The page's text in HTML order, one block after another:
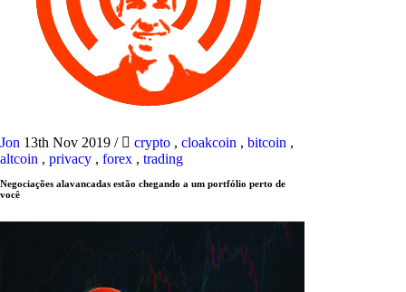
Jon 13th Nov 2019 / crypto , cloakcoin , bitcoin ,
altcoin , privacy , forex , trading
Negociações alavancadas estão chegando a um portfólio perto de
você